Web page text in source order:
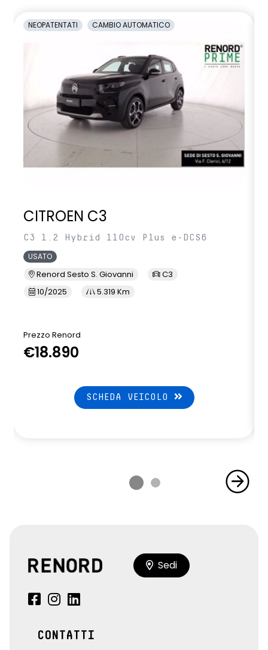
NEOPATENTATI CAMBIO AUTOMATICO
CITROEN C3
C3 1.2 Hybrid 110cv Plus e-DCS6
USATO
Renord Sesto S. Giovanni
C3
10/2025
5.319 Km
Prezzo Renord
€18.890
SCHEDA VEICOLO
Sedi
CONTATTI